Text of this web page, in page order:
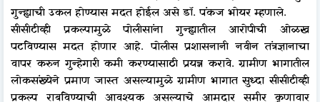
गुन्ह्याची उकल होण्यास मदत होईल असे डॉ. पंकज भोयर म्हणाले.
सीसीटीव्ही प्रकल्पामुळे पोलीसांना गुन्ह्यातील आरोपीची ओळख
पटविण्यास मदत होणार आहे. पोलीस प्रशासनानी नवीन तंत्रज्ञानाचा
वापर करुन गुन्हेगारी कमी करण्यासाठी प्रयत्न करावे. ग्रामीण भागातील
लोकसंख्येने प्रमाण जास्त असल्यामुळे ग्रामीण भागात सुध्दा सीसीटीव्ही
प्रकल्प राबविण्याची आवश्यक असल्याचे आमदार समीर कुणावार